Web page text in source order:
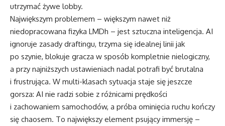
utrzymać żywe lobby.
Największym problemem – większym nawet niż
niedopracowana fizyka LMDh – jest sztuczna inteligencja. AI
ignoruje zasady draftingu, trzyma się idealnej linii jak
po szynie, blokuje gracza w sposób kompletnie nielogiczny,
a przy najniższych ustawieniach nadal potrafi być brutalna
i frustrująca. W multi-klasach sytuacja staje się jeszcze
gorsza: AI nie radzi sobie z różnicami prędkości
i zachowaniem samochodów, a próba ominięcia ruchu kończy
się chaosem. To największy element psujący immersję –